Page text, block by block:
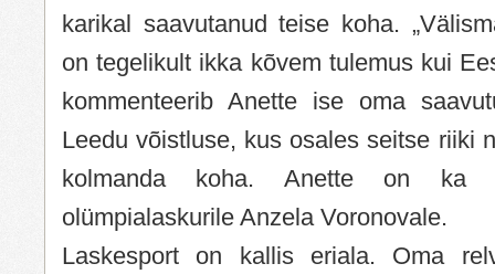
karikal saavutanud teise koha.
on tegelikult ikka kõvem tulemus kui
kommenteerib Anette ise oma
Leedu võistluse, kus osales seitse riiki
kolmanda koha. Anette on ka
olümpialaskurile Anzela Voronovale.
Laskesport on kallis eriala. Oma